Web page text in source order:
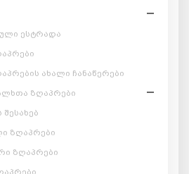
ესტრადა
ახალი ჩანაწერები
ზღაპრები
ზღაპრები
ზღაპრები